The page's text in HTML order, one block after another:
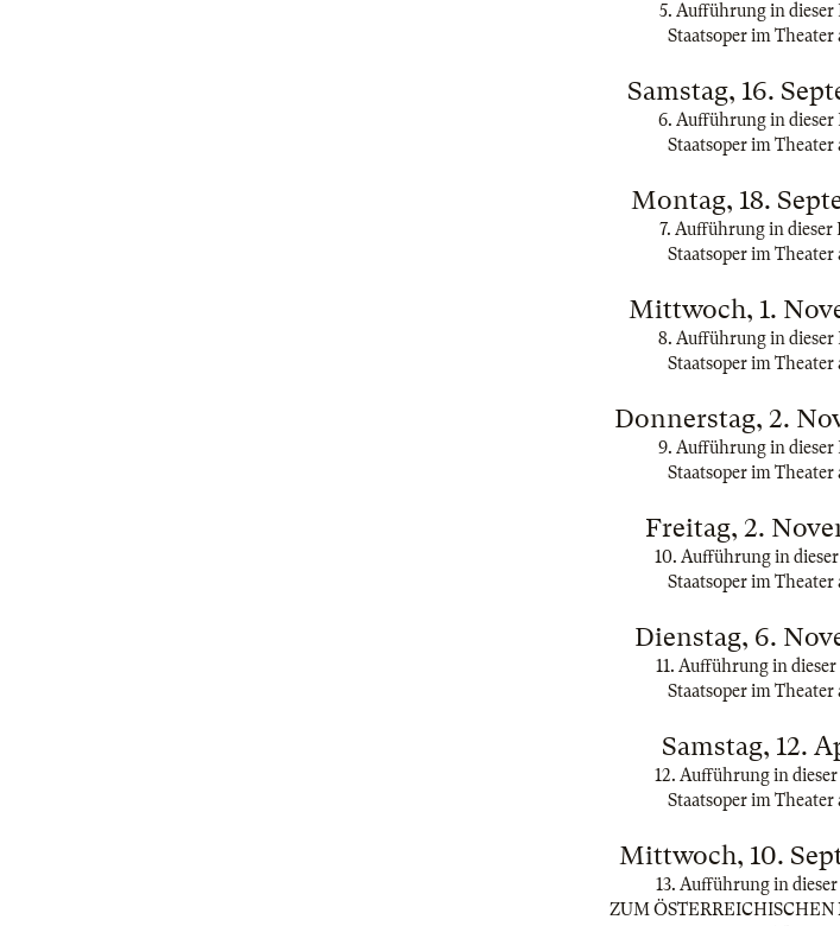
5. Aufführung in dieser
Staatsoper im Theater
Samstag, 16.
6. Aufführung in dieser
Staatsoper im Theater
Montag, 18.
7. Aufführung in dieser
Staatsoper im Theater
Mittwoch, 1.
8. Aufführung in dieser
Staatsoper im Theater
Donnerstag, 2.
9. Aufführung in dieser
Staatsoper im Theater
Freitag, 2.
10. Aufführung in
Staatsoper im Theater
Dienstag, 6.
11. Aufführung in
Staatsoper im Theater
Samstag, 12.
12. Aufführung in
Staatsoper im Theater
Mittwoch, 10.
13. Aufführung in
ZUM